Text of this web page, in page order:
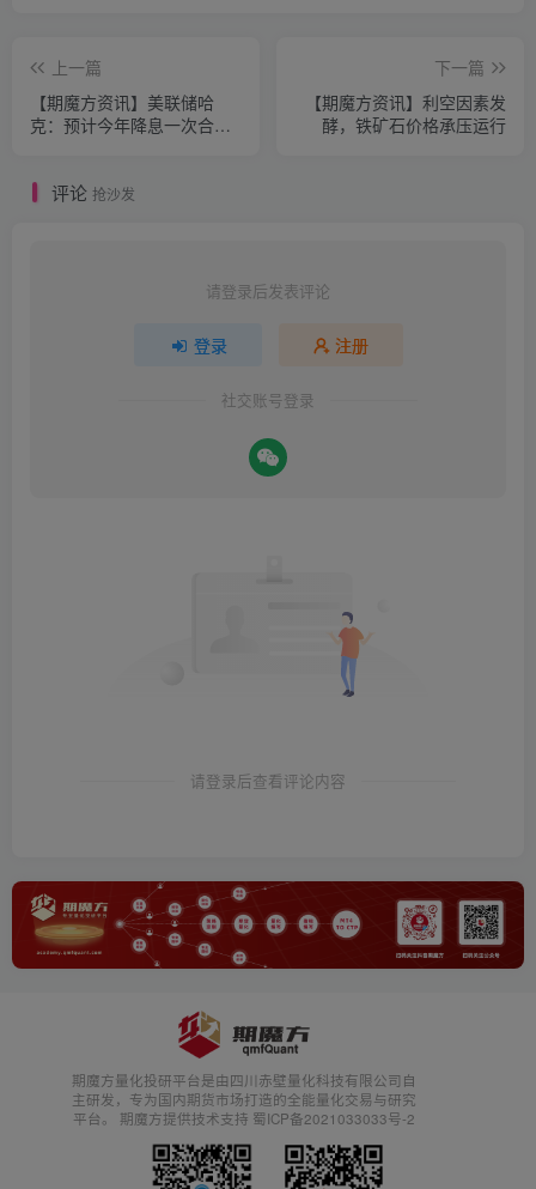
上一篇
【期魔方资讯】美联储哈
克：预计今年降息一次合
下一篇
【期魔方资讯】利空因素发
酵，铁矿石价格承压运行
评论 抢沙发
请登录后发表评论
登录 注册
社交账号登录
请登录后查看评论内容
期魔方量化投研平台是由四川赤壁量化科技有限公司自
主研发，专为国内期货市场打造的全能量化交易与研究
平台。 期魔方提供技术支持 蜀ICP备2021033033号-2